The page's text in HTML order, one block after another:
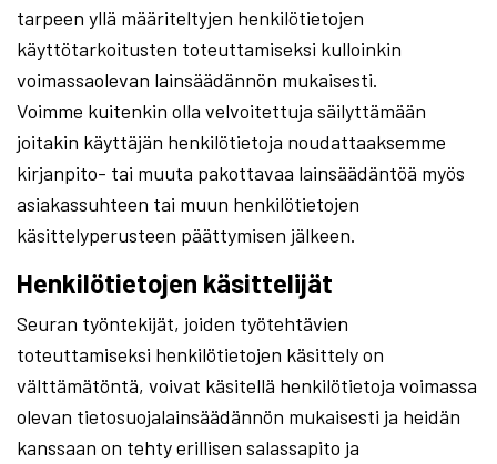
tarpeen yllä määriteltyjen henkilötietojen
käyttötarkoitusten toteuttamiseksi kulloinkin
voimassaolevan lainsäädännön mukaisesti.
Voimme kuitenkin olla velvoitettuja säilyttämään
joitakin käyttäjän henkilötietoja noudattaaksemme
kirjanpito- tai muuta pakottavaa lainsäädäntöä myös
asiakassuhteen tai muun henkilötietojen
käsittelyperusteen päättymisen jälkeen.
Henkilötietojen käsittelijät
Seuran työntekijät, joiden työtehtävien
toteuttamiseksi henkilötietojen käsittely on
välttämätöntä, voivat käsitellä henkilötietoja voimassa
olevan tietosuojalainsäädännön mukaisesti ja heidän
kanssaan on tehty erillisen salassapito ja